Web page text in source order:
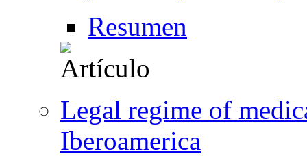
Resumen
Legal regime of
Iberoamerica